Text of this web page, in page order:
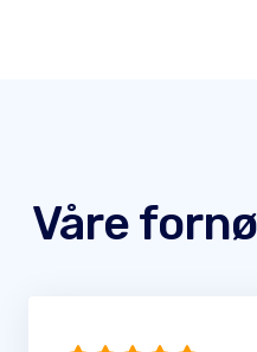
Våre